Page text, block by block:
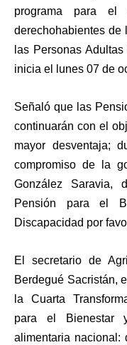
programa para
derechohabientes de
las Personas
inicia el lunes 07 de
Señaló que las
continuarán con el
mayor desventaja;
compromiso de la
González Saravia,
Pensión para el
Discapacidad por
El secretario de
Berdegué Sacristán,
la Cuarta
para el Bienestar
alimentaria nacional: